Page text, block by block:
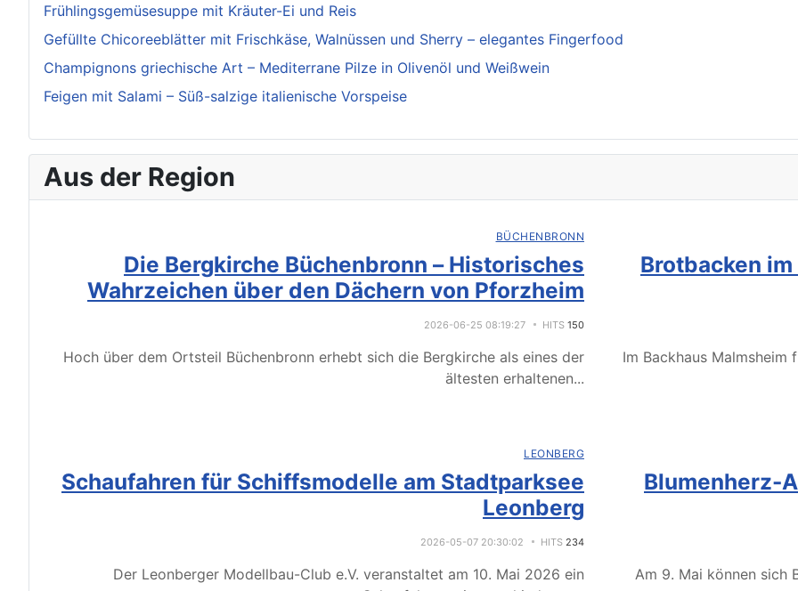
Frühlingsgemüsesuppe mit Kräuter-Ei und Reis
Gefüllte Chicoreeblätter mit Frischkäse, Walnüssen und Sherry – elegantes Fingerfood
Champignons griechische Art – Mediterrane Pilze in Olivenöl und Weißwein
Feigen mit Salami – Süß-salzige italienische Vorspeise
Aus der Region
BÜCHENBRONN
Die Bergkirche Büchenbronn – Historisches
Wahrzeichen über den Dächern von Pforzheim
2026-06-25 08:19:27 HITS 150
Hoch über dem Ortsteil Büchenbronn erhebt sich die Bergkirche als eines der
ältesten erhaltenen...
Brotbacken
Im Backhaus
LEONBERG
Schaufahren für Schiffsmodelle am Stadtparksee
Leonberg
2026-05-07 20:30:02 HITS 234
Der Leonberger Modellbau-Club e.V. veranstaltet am 10. Mai 2026 ein
Blumenherz-
Am 9. Mai können sich